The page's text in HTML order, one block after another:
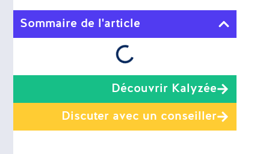
Sommaire de l'article
Découvrir Kalyzée
Discuter avec un conseiller